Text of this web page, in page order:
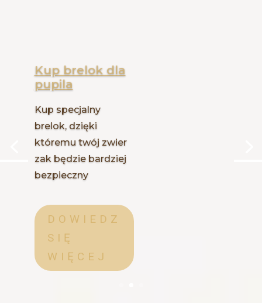
Kup brelok dla
pupila
Kup specjalny
brelok, dzięki
któremu twój zwier
zak będzie bardziej
bezpieczny
DOWIEDZ
SIĘ
WIĘCEJ